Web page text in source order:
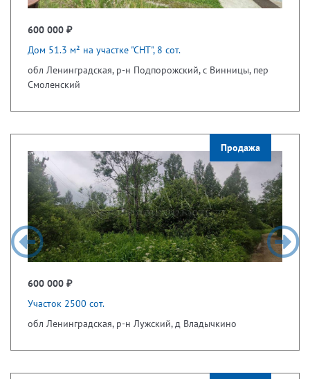
600 000 ₽
Дом 51.3 м² на участке "СНТ", 8 сот.
обл Ленинградская, р-н Подпорожский, с Винницы, пер
Смоленский
Продажа
600 000 ₽
Участок 2500 сот.
обл Ленинградская, р-н Лужский, д Владычкино